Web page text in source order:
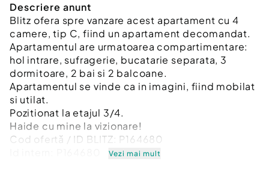
Descriere anunt
Blitz ofera spre vanzare acest apartament cu 4
camere, tip C, fiind un apartament decomandat.
Apartamentul are urmatoarea compartimentare:
hol intrare, sufragerie, bucatarie separata, 3
dormitoare, 2 bai si 2 balcoane.
Apartamentul se vinde ca in imagini, fiind mobilat
si utilat.
Pozitionat la etajul 3/4.
Haide cu mine la vizionare!
Cod ofertă / ID BLITZ: P164680
Vezi mai mult